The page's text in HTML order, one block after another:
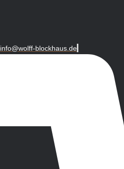
info@wolff-blockhaus.de